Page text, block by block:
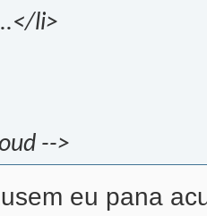
li>
-->
eu pana